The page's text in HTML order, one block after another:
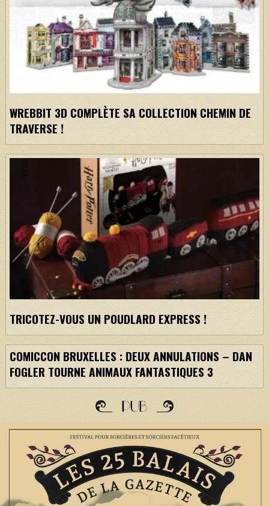
WREBBIT 3D COMPLÈTE SA COLLECTION CHEMIN DE
TRAVERSE !
TRICOTEZ-VOUS UN POUDLARD EXPRESS !
COMICCON BRUXELLES : DEUX ANNULATIONS – DAN
FOGLER TOURNE ANIMAUX FANTASTIQUES 3
PUB